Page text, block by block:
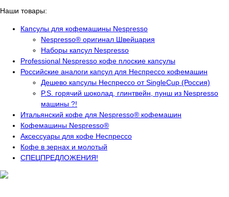
Наши товары:
Капсулы для кофемашины Nespresso
Nespresso® оригинал Швейцария
Наборы капсул Nespresso
Professional Nespresso кофе плоские капсулы
Российские аналоги капсул для Неспрессо кофемашин
Дешево капсулы Неспрессо от SingleCup (Россия)
P.S. горячий шоколад, глинтвейн, пунш из Nespresso
машины ?!
Итальянский кофе для Nespresso® кофемашин
Кофемашины Nespresso®
Аксессуары для кофе Неспрессо
Кофе в зернах и молотый
СПЕЦПРЕДЛОЖЕНИЯ!